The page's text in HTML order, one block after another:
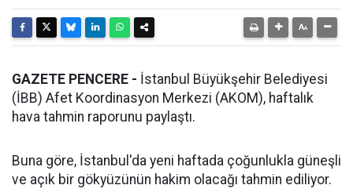
GAZETE PENCERE - İstanbul Büyükşehir Belediyesi
(İBB) Afet Koordinasyon Merkezi (AKOM), haftalık
hava tahmin raporunu paylaştı.
Buna göre, İstanbul'da yeni haftada çoğunlukla güneşli
ve açık bir gökyüzünün hakim olacağı tahmin ediliyor.